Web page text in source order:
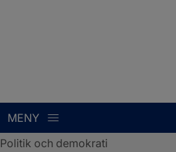
MENY
Politik och demokrati